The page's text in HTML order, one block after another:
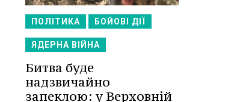
ПОЛІТИКА БОЙОВІ ДІЇ
ЯДЕРНА ВІЙНА
Битва буде
надзвичайно
запеклою: у Верховній